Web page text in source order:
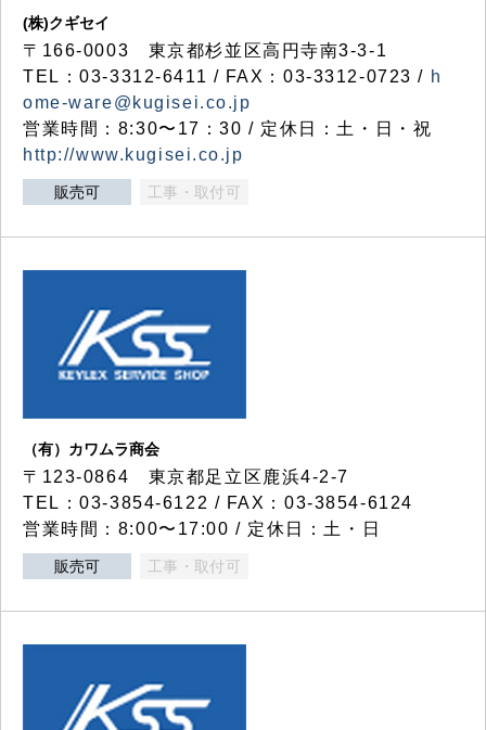
(株)クギセイ
〒166-0003 東京都杉並区高円寺南3-3-1
TEL：03-3312-6411 / FAX：03-3312-0723 / h
ome-ware@kugisei.co.jp
営業時間：8:30〜17：30 / 定休日：土・日・祝
http://www.kugisei.co.jp
販売可 工事・取付可
（有）カワムラ商会
〒123-0864 東京都足立区鹿浜4-2-7
TEL：03-3854-6122 / FAX：03-3854-6124
営業時間：8:00〜17:00 / 定休日：土・日
販売可 工事・取付可